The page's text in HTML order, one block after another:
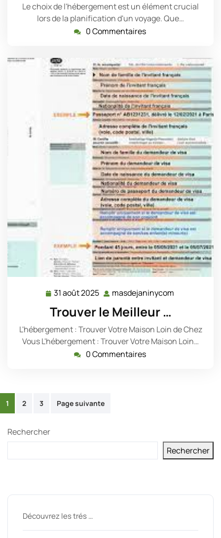
Le choix de l'hébergement est un élément crucial
lors de la planification d'un voyage. Que…
0 Commentaires
31 août 2025 31
août
2025
masdejaninycom
Trouver le Meilleur …
L'hébergement : Trouver Votre Maison Loin de Chez
Vous L'hébergement : Trouver Votre Maison Loin…
0 Commentaires
Pagination
des
publications
1 2 3 Page suivante
Rechercher
Rechercher
Découvrez les trés …